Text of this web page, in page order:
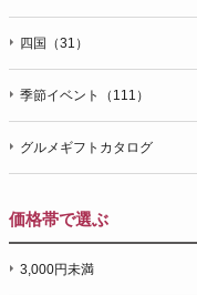
四国（31）
季節イベント（111）
グルメギフトカタログ
価格帯で選ぶ
3,000円未満